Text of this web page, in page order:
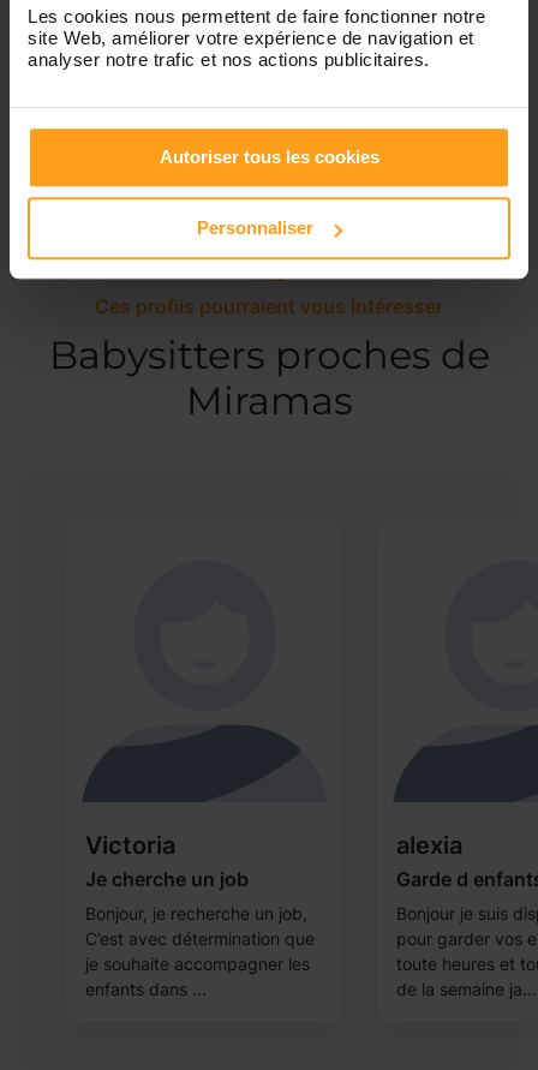
Les cookies nous permettent de faire fonctionner notre
site Web, améliorer votre expérience de navigation et
analyser notre trafic et nos actions publicitaires.
Autoriser tous les cookies
Personnaliser
Services proposés
Garde d’enfants Ménage
Ces profils pourraient vous intéresser
Babysitters proches de
Miramas
Victoria
Je cherche un job
Bonjour, je recherche un job,
C’est avec détermination que
je souhaite accompagner les
enfants dans ...
alexia
Garde d
Bonjour je suis
pour garder vos
toute heures et
de la semaine ja...